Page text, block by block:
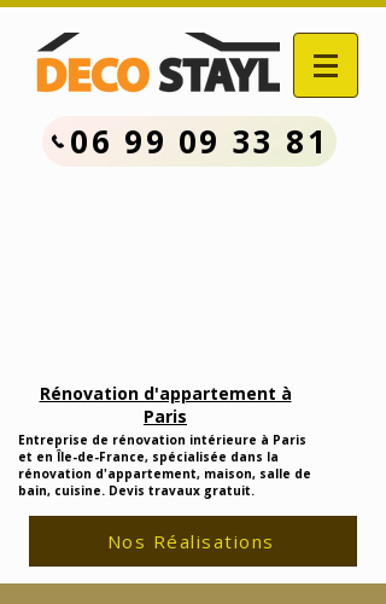
06 99 09 33 81
Rénovation d'appartement à
Paris
Entreprise de rénovation intérieure à Paris
et en Île-de-France, spécialisée dans la
rénovation d'appartement, maison, salle de
bain, cuisine. Devis travaux gratuit.
Nos Réalisations